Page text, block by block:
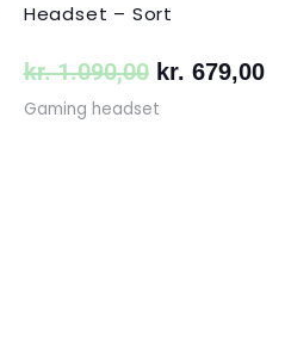
Headset – Sort
kr.1.090,00 kr. 679,00
Gaming headset